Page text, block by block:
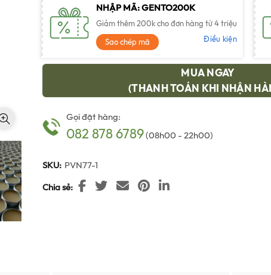
NHẬP MÃ: GENTO200K
Giảm thêm 200k cho đơn hàng từ 4 triệu
Sao chép mã
Điều kiện
MUA NGAY
(THANH TOÁN KHI NHẬN
Gọi đặt hàng:
082 878 6789(08h00 - 22h00)
SKU: PVN77-1
Chia sẻ